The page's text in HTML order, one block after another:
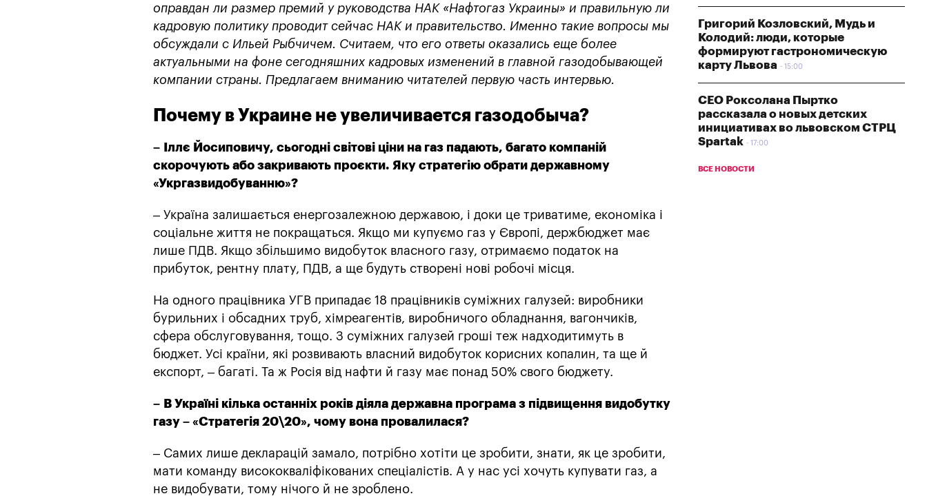
оправдан ли размер премий у руководства НАК «Нафтогаз Украины» и правильную ли
кадровую политику проводит сейчас НАК и правительство. Именно такие вопросы мы
обсуждали с Ильей Рыбчичем. Считаем, что его ответы оказались еще более
актуальными на фоне сегодняшних кадровых изменений в главной газодобывающей
компании страны. Предлагаем вниманию читателей первую часть интервью.
Почему в Украине не увеличивается газодобыча?
–
Іллє Йосиповичу, сьогодні світові ціни на газ падають, багато компаній
скорочують або закривають проєкти. Яку стратегію обрати державному
«Укргазвидобуванню»?
– Україна залишається енергозалежною державою, і доки це триватиме, економіка і
соціальне життя не покращаться. Якщо ми купуємо газ у Європі, держбюджет має
лише ПДВ. Якщо збільшимо видобуток власного газу, отримаємо податок на
прибуток, рентну плату, ПДВ, а ще будуть створені нові робочі місця.
На одного працівника УГВ припадає 18 працівників суміжних галузей: виробники
бурильних і обсадних труб, хімреагентів, виробничого обладнання, вагончиків,
сфера обслуговування, тощо. З суміжних галузей гроші теж надходитимуть в
бюджет. Усі країни, які розвивають власний видобуток корисних копалин, та ще й
експорт, – багаті. Та ж Росія від нафти й газу має понад 50% свого бюджету.
– В Україні кілька останніх років діяла державна програма з підвищення видобутку
газу – «Стратегія 20\20», чому вона провалилася?
– Самих лише декларацій замало, потрібно хотіти це зробити, знати, як це зробити,
мати команду висококваліфікованих спеціалістів. А у нас усі хочуть купувати газ, а
не видобувати, тому нічого й не зроблено.
Григорий Козловский, Мудь и
Колодий: люди, которые
формируют гастрономическую
карту Львова
15:00
СЕО Роксолана Пыртко
рассказала о новых детских
инициативах во львовском СТРЦ
Spartak
17:00
ВСЕ НОВОСТИ